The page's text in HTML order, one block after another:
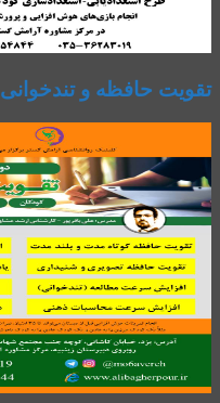
تقویت حافظه و تندخوانی